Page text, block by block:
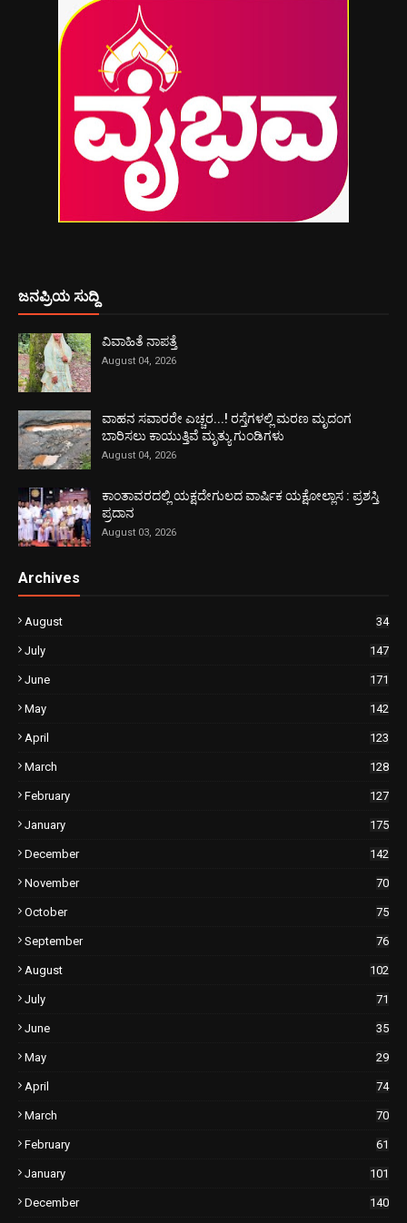
ಜನಪ್ರಿಯ ಸುದ್ದಿ
ವಿವಾಹಿತೆ ನಾಪತ್ತೆ
August 04, 2026
ವಾಹನ ಸವಾರರೇ ಎಚ್ಚರ...! ರಸ್ತೆಗಳಲ್ಲಿ ಮರಣ ಮೃದಂಗ
ಬಾರಿಸಲು ಕಾಯುತ್ತಿವೆ ಮೃತ್ಯು ಗುಂಡಿಗಳು
August 04, 2026
ಕಾಂತಾವರದಲ್ಲಿ ಯಕ್ಷದೇಗುಲದ ವಾರ್ಷಿಕ ಯಕ್ಷೋಲ್ಲಾಸ : ಪ್ರಶಸ್ತಿ
ಪ್ರದಾನ
August 03, 2026
Archives
August 34
July 147
June 171
May 142
April 123
March 128
February 127
January 175
December 142
November 70
October 75
September 76
August 102
July 71
June 35
May 29
April 74
March 70
February 61
January 101
December 140